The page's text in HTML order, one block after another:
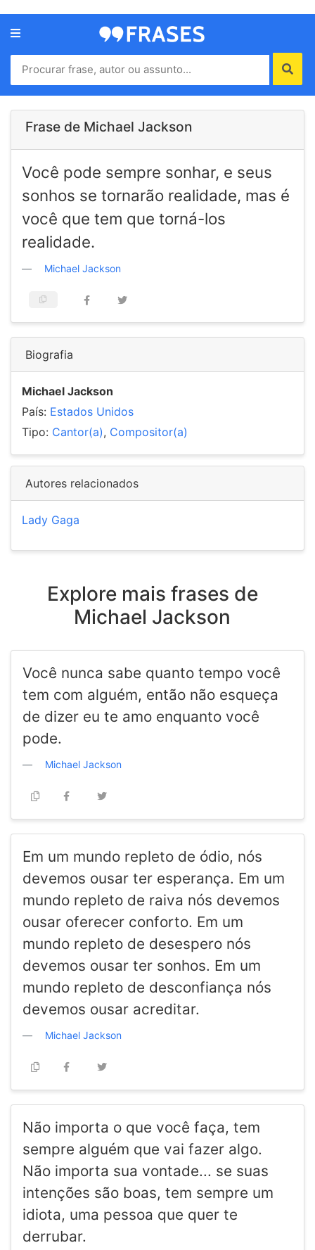
Menu
Home
Autores
de
Contato
Frase de Michael Jackson
Você pode sempre sonhar, e seus
sonhos se tornarão realidade, mas é
você que tem que torná-los
realidade.
Michael Jackson
Biografia
Michael Jackson
País: Estados Unidos
Tipo: Cantor(a), Compositor(a)
Autores relacionados
Lady Gaga
Explore mais frases de
Michael Jackson
Você nunca sabe quanto tempo você
tem com alguém, então não esqueça
de dizer eu te amo enquanto você
pode.
Michael Jackson
Em um mundo repleto de ódio, nós
devemos ousar ter esperança. Em um
mundo repleto de raiva nós devemos
ousar oferecer conforto. Em um
mundo repleto de desespero nós
devemos ousar ter sonhos. Em um
mundo repleto de desconfiança nós
devemos ousar acreditar.
Michael Jackson
Não importa o que você faça, tem
sempre alguém que vai fazer algo.
Não importa sua vontade... se suas
intenções são boas, tem sempre um
idiota, uma pessoa que quer te
derrubar.